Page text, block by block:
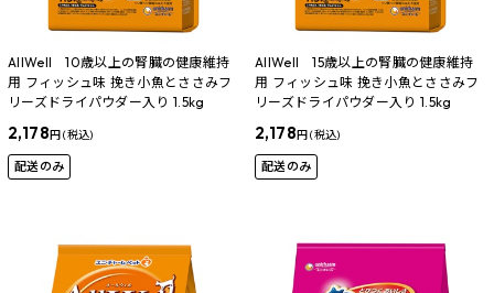
AllWell 10歳以上の腎臓の健康維持
用 フィッシュ味 挽き小魚とささみフ
リーズドライパウダー入り 1.5kg
2,178円 (税込)
配送のみ
AllWell 15歳以上の腎臓の健康維持
用 フィッシュ味 挽き小魚とささみフ
リーズドライパウダー入り 1.5kg
2,178円 (税込)
配送のみ